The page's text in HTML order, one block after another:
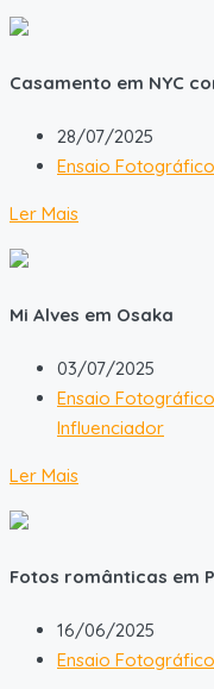
Casamento em NYC
28/07/2025
Ensaio
Ler Mais
Mi Alves em Osaka
03/07/2025
Ensaio
Influenciador
Ler Mais
Fotos românticas em
16/06/2025
Ensaio